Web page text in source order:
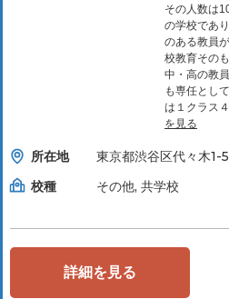
その人数は
の学校であ
のある教員
校教育その
中・高の教
も専任とし
は１クラス
を見る
所在地
東京都渋谷区代々木1-
校種
その他, 共学校
詳細を見る